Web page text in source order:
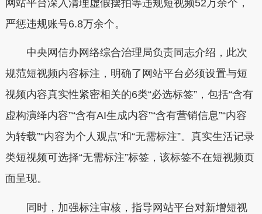
网站平台深入清理虚假摆拍等违规短视频52万余个，
严惩违规账号6.8万余个。
中央网信办网络综合治理局负责同志介绍，此次
规范短视频内容标注，明确了网站平台必须设置与短
视频内容真实性紧密相关的6类“必选标签”，包括“含有
虚构演绎内容”“含有AI生成内容”“含有营销信息”“内容
为转载”“内容为个人观点”和“无需标注”。真实生活记录
类短视频可选择“无需标注”标签，该标签不在短视频页
面呈现。
同时，加强标注审核，指导网站平台对新增短视